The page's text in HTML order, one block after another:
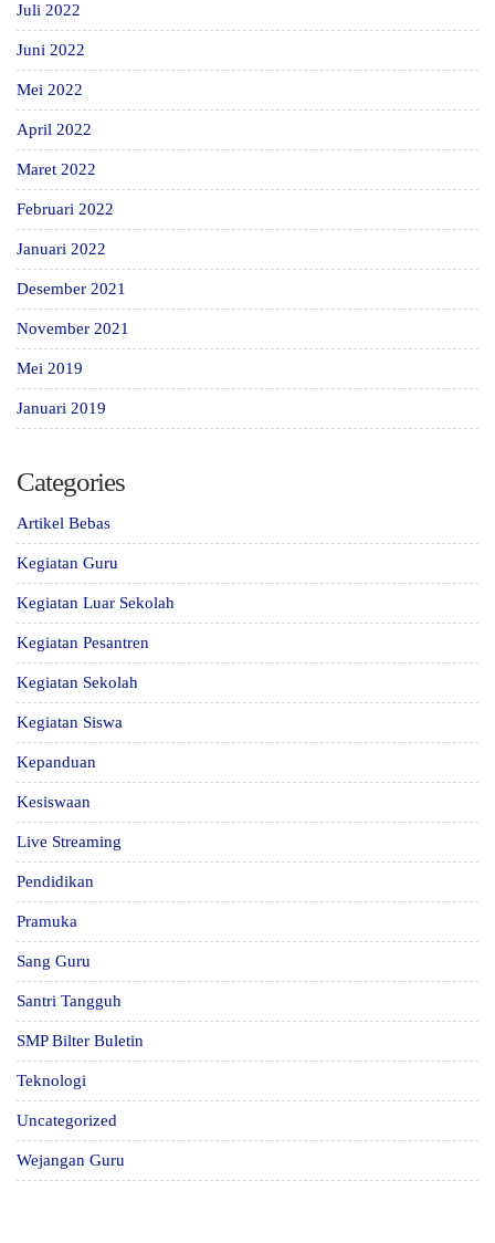
Juli 2022
Juni 2022
Mei 2022
April 2022
Maret 2022
Februari 2022
Januari 2022
Desember 2021
November 2021
Mei 2019
Januari 2019
Categories
Artikel Bebas
Kegiatan Guru
Kegiatan Luar Sekolah
Kegiatan Pesantren
Kegiatan Sekolah
Kegiatan Siswa
Kepanduan
Kesiswaan
Live Streaming
Pendidikan
Pramuka
Sang Guru
Santri Tangguh
SMP Bilter Buletin
Teknologi
Uncategorized
Wejangan Guru